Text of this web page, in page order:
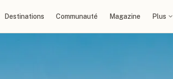
Destinations Communauté Magazine Plus